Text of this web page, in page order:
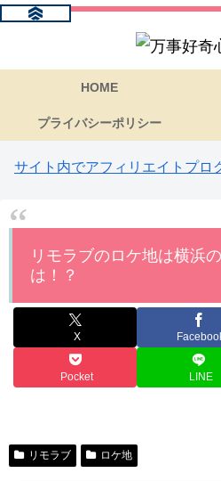
HOME
プライバシーポリシー
サイト内でアフィリエイトプロ
リモラブのロケ地は横浜
は！？
X
Pocket LINE
リモラブ ロケ地